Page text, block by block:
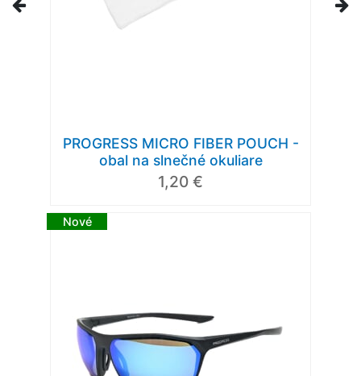
PROGRESS MICRO FIBER POUCH -
obal na slnečné okuliare
1,20 €
Nové